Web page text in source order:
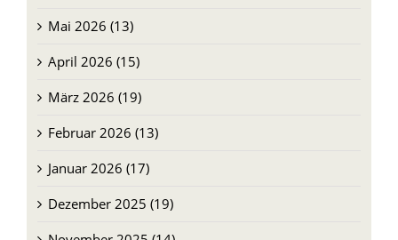
Mai 2026 (13)
April 2026 (15)
März 2026 (19)
Februar 2026 (13)
Januar 2026 (17)
Dezember 2025 (19)